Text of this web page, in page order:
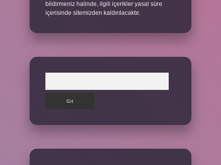
bildirmeniz halinde, ilgili içerikler yasal süre
içerisinde sitemizden kaldırılacaktır.